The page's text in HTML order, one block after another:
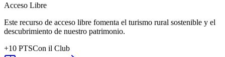
Acceso Libre
Este recurso de acceso libre fomenta el turismo rural sostenible y el
descubrimiento de nuestro patrimonio.
+10 PTSCon il Club